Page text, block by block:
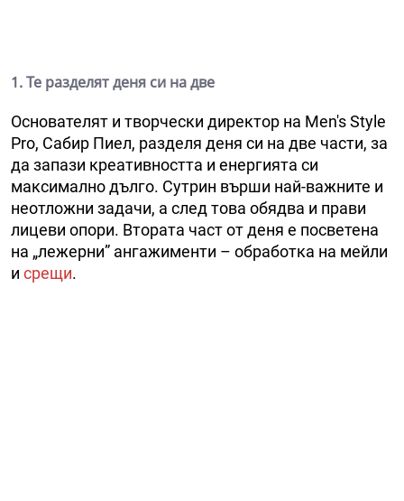
1. Те разделят деня си на две
Основателят и творчески директор на Men's Style
Pro, Сабир Пиел, разделя деня си на две части, за
да запази креативността и енергията си
максимално дълго. Сутрин върши най-важните и
неотложни задачи, а след това обядва и прави
лицеви опори. Втората част от деня е посветена
на „лежерни” ангажименти – обработка на мейли
и срещи.